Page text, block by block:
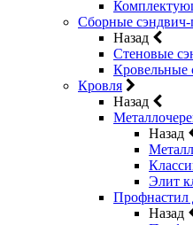
Сборные сэндвич-
Назад
Стеновые
Кровельные
Кровля
Назад
Назад
Элит
Профнастил
Назад